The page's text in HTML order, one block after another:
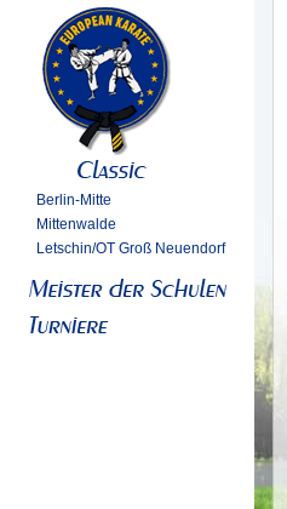
Berlin-Mitte
Mittenwalde
Letschin/OT Groß Neuendorf